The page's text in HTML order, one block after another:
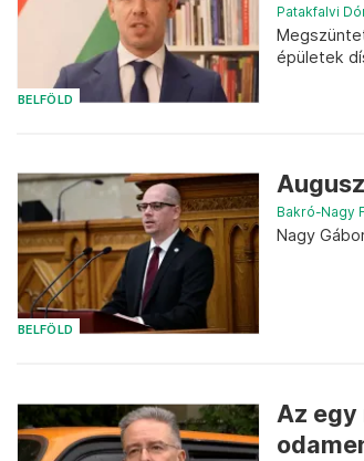
BELFÖLD
Patakfalvi
épületek
BELFÖLD
Bakró-Nagy
Nagy
Az egy